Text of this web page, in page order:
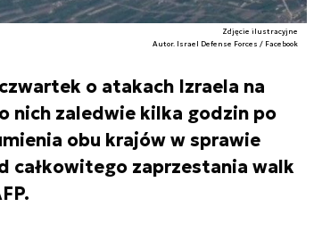
Zdjęcie ilustracyjne
Autor. Israel Defense Forces / Facebook
o atakach Izraela na
nich zaledwie kilka godzin po
obu krajów w sprawie
całkowitego zaprzestania walk